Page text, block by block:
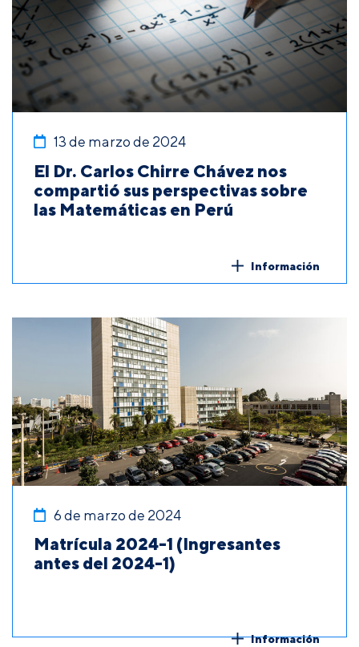
13 de marzo de 2024
El Dr. Carlos Chirre Chávez nos
compartió sus perspectivas sobre
las Matemáticas en Perú
Información
6 de marzo de 2024
Matrícula 2024-1 (Ingresantes
antes del 2024-1)
Información